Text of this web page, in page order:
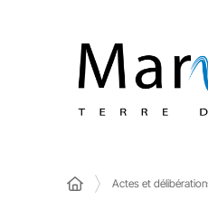
Actes et